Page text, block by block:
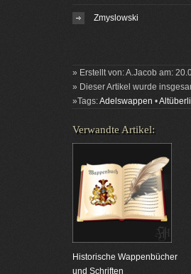
Zmyslowski
» Erstellt von: A.Jacob am:
» Dieser Artikel wurde
»Tags:Adelswappen •
Verwandte Artikel:
Historische Wappenbücher
und Schriften